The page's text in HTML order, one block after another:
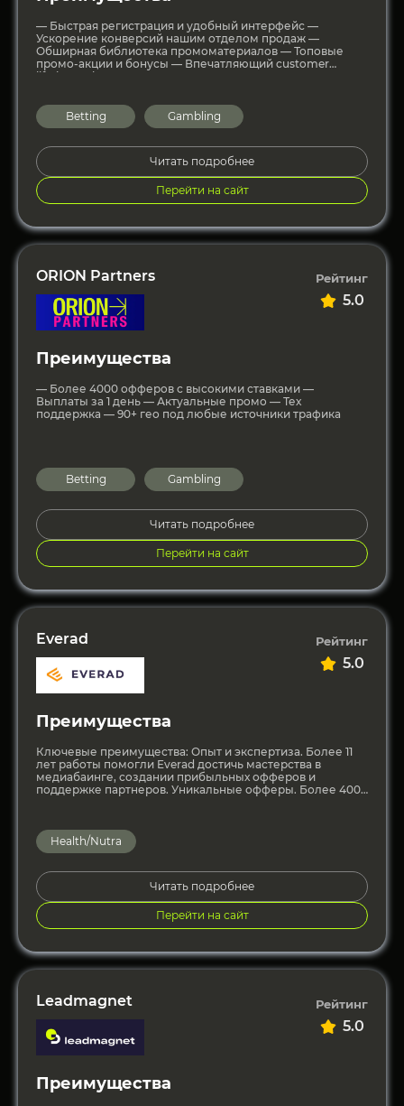
— Быстрая регистрация и удобный интерфейс —
Ускорение конверсий нашим отделом продаж —
Обширная библиотека промоматериалов — Топовые
промо-акции и бонусы — Впечатляющий customer
lifetime value
Betting Gambling
Читать подробнее
Перейти на сайт
ORION Partners Рейтинг
5.0
Преимущества
— Более 4000 офферов с высокими ставками —
Выплаты за 1 день — Актуальные промо — Тех
поддержка — 90+ гео под любые источники трафика
Betting Gambling
Читать подробнее
Перейти на сайт
Everad Рейтинг
5.0
Преимущества
Ключевые преимущества: Опыт и экспертиза. Более 11
лет работы помогли Everad достичь мастерства в
медиабаинге, создании прибыльных офферов и
поддержке партнеров. Уникальные офферы. Более 400
Health/Nutra
Читать подробнее
Перейти на сайт
Leadmagnet Рейтинг
5.0
Преимущества